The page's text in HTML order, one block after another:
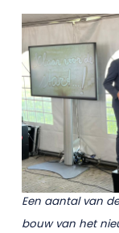
Een aantal van
bouw van het